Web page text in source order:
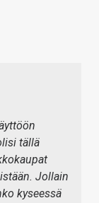
tällä
Jollain
kyseessä